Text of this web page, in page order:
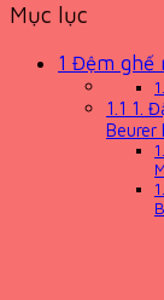
Mục lục
1 Đệm ghế
1.1 1.
Beurer